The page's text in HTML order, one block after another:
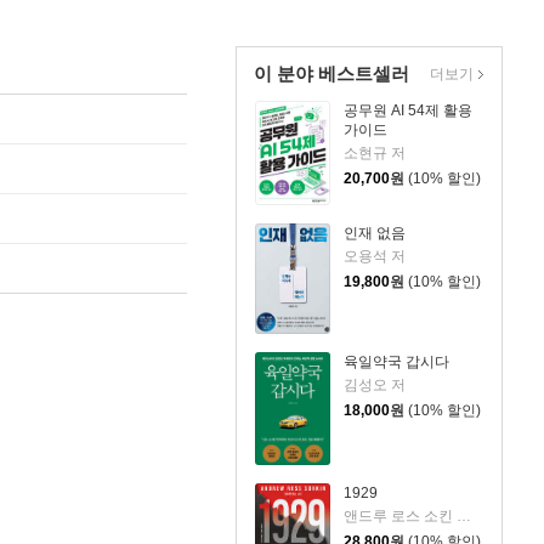
이 분야 베스트셀러
공무원 AI 54제 활용
가이드
소현규 저
20,700원 (10% 할인)
인재 없음
오용석 저
19,800원 (10% 할인)
육일약국 갑시다
김성오 저
18,000원 (10% 할인)
1929
앤드루 로스 소킨 저/조용빈 역/신현호 감수
더보기